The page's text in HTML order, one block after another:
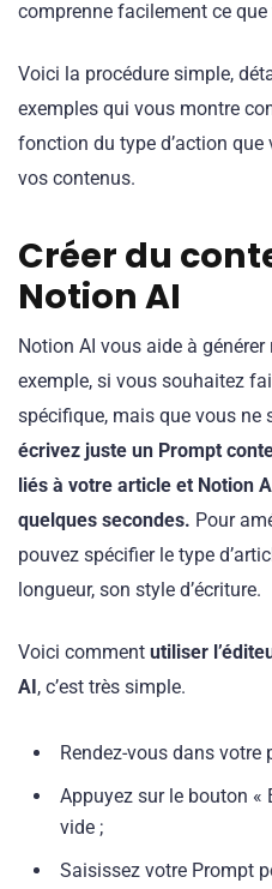
comprenne facilement ce
Voici la procédure simple,
exemples qui vous montre
fonction du type d’action
vos contenus.
Créer du
Notion AI
Notion AI vous aide à
exemple, si vous souhaitez
spécifique, mais que vous ne
écrivez juste un Prompt
liés à votre article et Notion
quelques secondes. Pour
pouvez spécifier le type
longueur, son style d’écriture.
Voici comment utiliser
AI , c’est très simple.
Rendez-vous dans votre
Appuyez sur le bouton «
vide ;
Saisissez votre Prompt